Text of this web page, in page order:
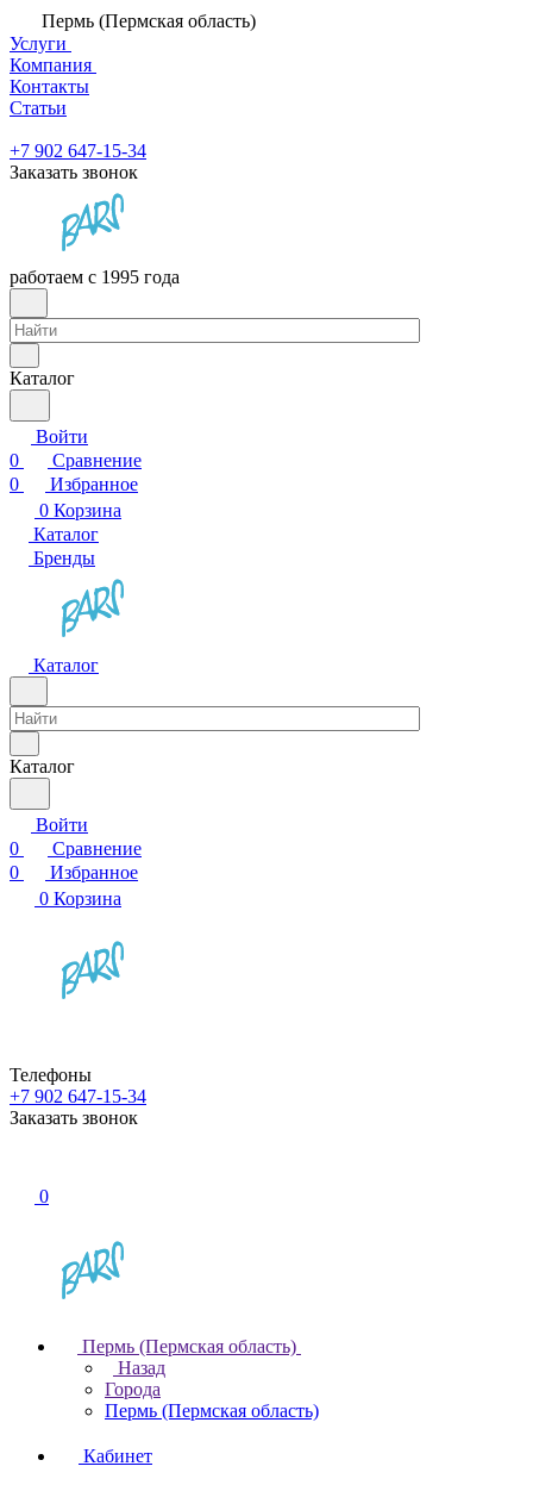
Пермь (Пермская область)
Услуги
Компания
Контакты
Статьи
+7 902 647-15-34
Заказать звонок
работаем с 1995 года
Каталог
Войти
0
Сравнение
0
Избранное
0 Корзина
Каталог
Бренды
Каталог
Каталог
Войти
0
Сравнение
0
Избранное
0 Корзина
Телефоны
+7 902 647-15-34
Заказать звонок
0
Пермь (Пермская область)
Назад
Города
Пермь (Пермская область)
Кабинет